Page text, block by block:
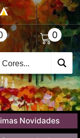
0
Novidades